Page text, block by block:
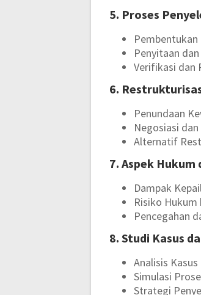
5. Proses
Penyitaan
Verifikasi dan
6.
Penundaan
Negosiasi
Alternatif
7. Aspek
Dampak
Risiko Hukum
Pencegahan
8. Studi Kasus
Analisis
Simulasi
Strategi